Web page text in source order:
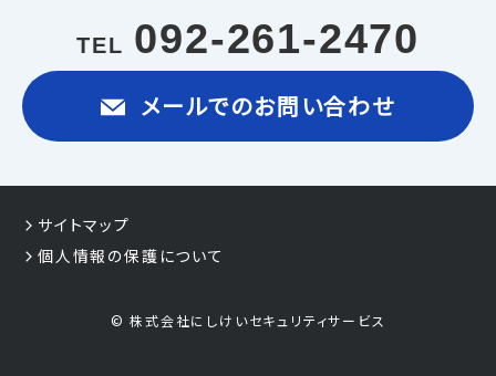
TEL 092-261-2470
メールでのお問い合わせ
サイトマップ
個人情報の保護について
© 株式会社にしけいセキュリティサービス